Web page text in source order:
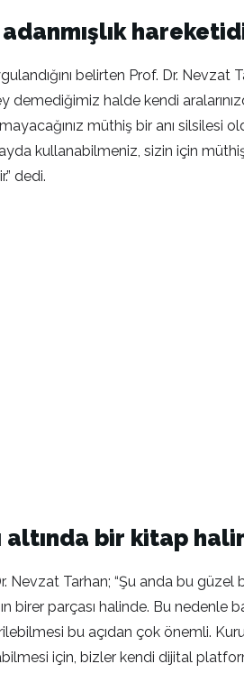
belirten Prof. Dr. Nevzat
halde kendi
müthiş bir anı silsilesi
kullanabilmeniz, sizin için
dedi.
altında bir kitap
Tarhan; “Şu anda bu
parçası halinde. Bu nedenle
bu açıdan çok önemli.
için, bizler kendi dijital